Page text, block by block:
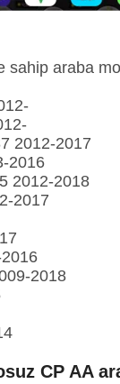
sahip araba
2012-2017
2016
2012-2018
2017
2018
CP AA